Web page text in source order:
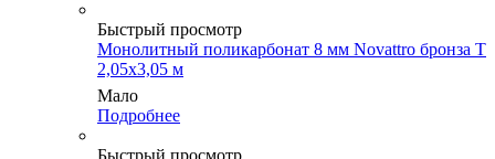
Быстрый просмотр
Монолитный поликарбонат 8 мм Novattro бронза Т
2,05х3,05 м
Мало
Подробнее
Быстрый просмотр